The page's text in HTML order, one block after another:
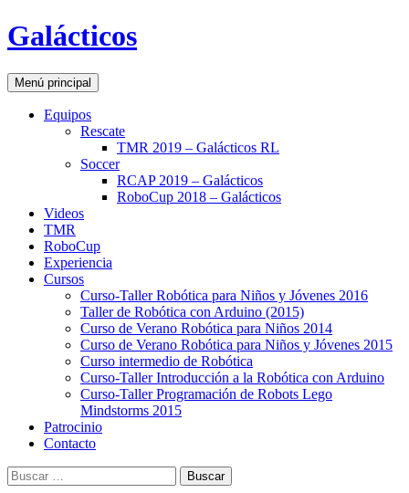
Galácticos
Buscar
Menú principal
Ir
al
Equipos
Rescate
TMR 2019 – Galácticos RL
Soccer
RCAP 2019 – Galácticos
RoboCup 2018 – Galácticos
Videos
TMR
RoboCup
Experiencia
Cursos
Curso-Taller Robótica para Niños y Jóvenes 2016
Taller de Robótica con Arduino (2015)
Curso de Verano Robótica para Niños 2014
Curso de Verano Robótica para Niños y Jóvenes 2015
Curso intermedio de Robótica
Curso-Taller Introducción a la Robótica con Arduino
Curso-Taller Programación de Robots Lego
Mindstorms 2015
Patrocinio
Contacto
Buscar: